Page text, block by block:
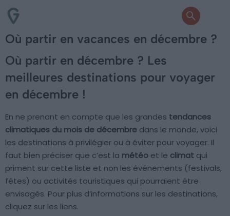
Où partir en vacances en décembre ?
Où partir en décembre ? Les
meilleures destinations pour voyager
en décembre !
En ne prenant en compte que les grandes tendances
climatiques du mois de décembre dans le monde, voici
les destinations à privilégier ou à éviter pour voyager. Il
faut bien préciser que c’est la météo et le climat qui
priment sur cette liste et non les événements (festivals,
fêtes) ou activités touristiques qui pourraient être
envisagés. Pour plus d’informations sur les destinations,
cliquez sur les liens.